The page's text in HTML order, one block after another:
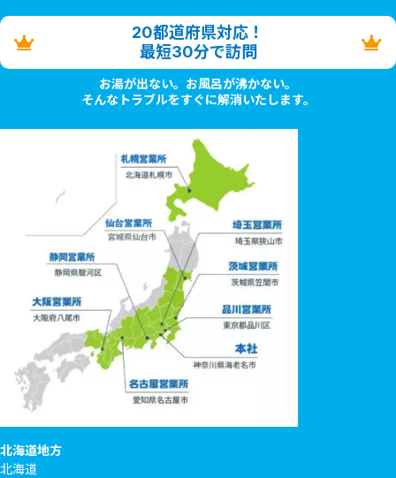
20都道府県対応！
最短30分で訪問
お湯が出ない。お風呂が沸かない。
そんなトラブルをすぐに解消いたします。
北海道地方
北海道